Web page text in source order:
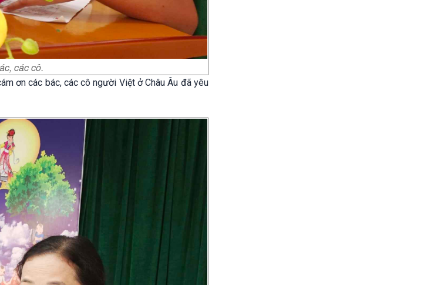
các cô.
ơn các bác, các cô người Việt ở Châu Âu đã yêu